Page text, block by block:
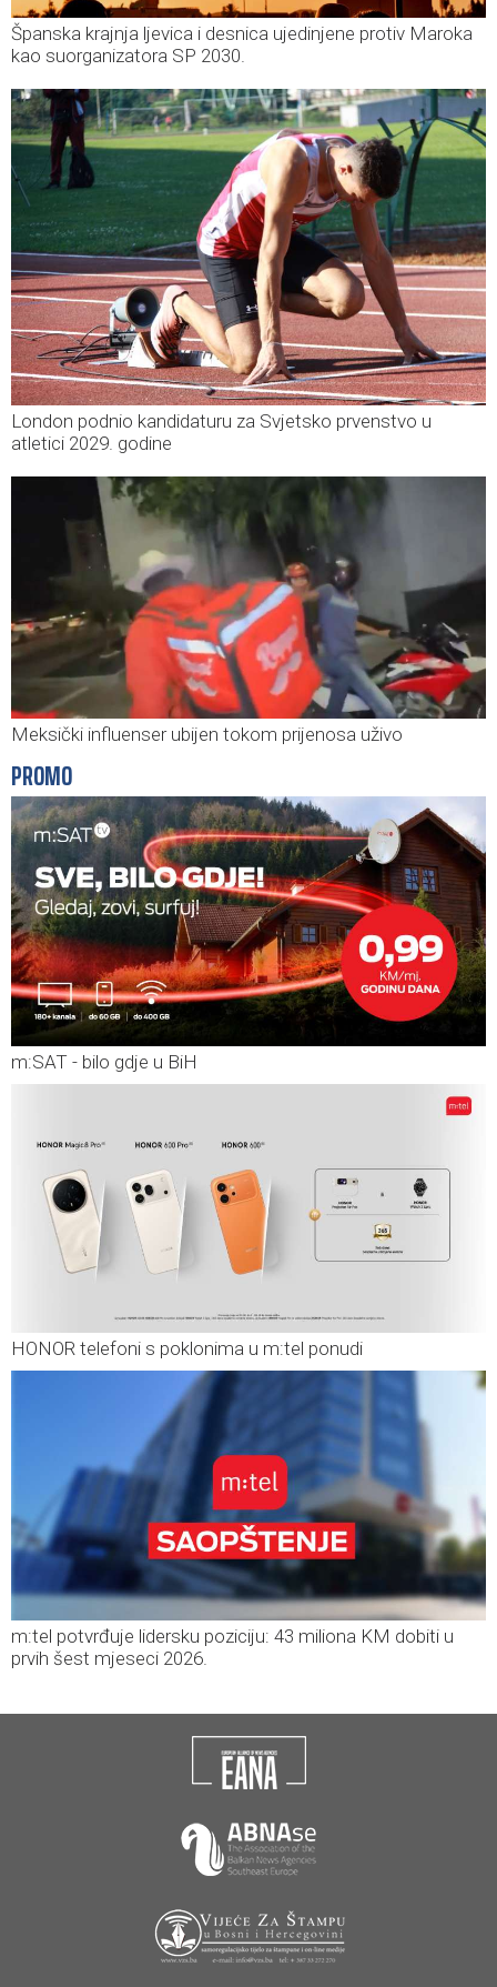
Španska krajnja ljevica i desnica ujedinjene protiv Maroka
kao suorganizatora SP 2030.
London podnio kandidaturu za Svjetsko prvenstvo u
atletici 2029. godine
Meksički influenser ubijen tokom prijenosa uživo
PROMO
m:SAT - bilo gdje u BiH
HONOR telefoni s poklonima u m:tel ponudi
m:tel potvrđuje lidersku poziciju: 43 miliona KM dobiti u
prvih šest mjeseci 2026.